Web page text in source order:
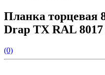
Планка торцевая
Drap ТХ RAL
(0)